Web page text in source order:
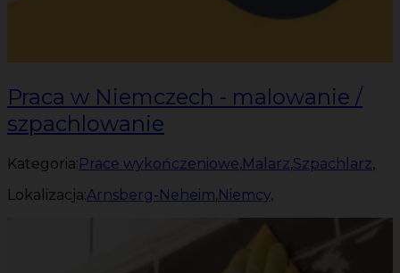
Praca w Niemczech - malowanie /
szpachlowanie
Kategoria:Prace wykończeniowe,Malarz,Szpachlarz,
Lokalizacja:Arnsberg-Neheim,Niemcy,